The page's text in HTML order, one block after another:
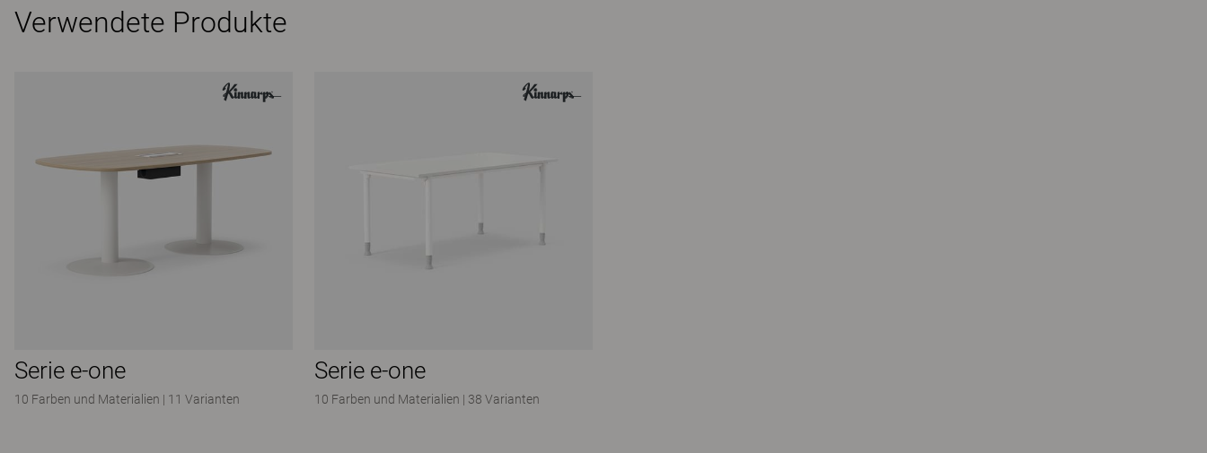
Verwendete Produkte
Serie e-one
10 Farben und Materialien | 11 Varianten
Serie e-one
10 Farben und Materialien | 38 Varianten